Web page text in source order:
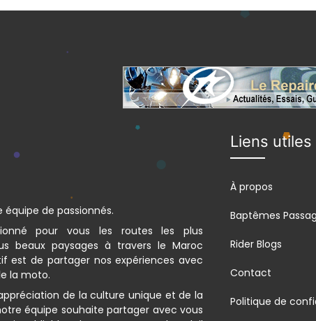
équipe de passionnés.
pour vous les routes les plus
beaux paysages à travers le Maroc
est de partager nos expériences avec
la moto.
de la culture unique et de la
équipe souhaite partager avec vous
Liens utiles
À propos
Baptêmes
Rider Blogs
Contact
Politique de